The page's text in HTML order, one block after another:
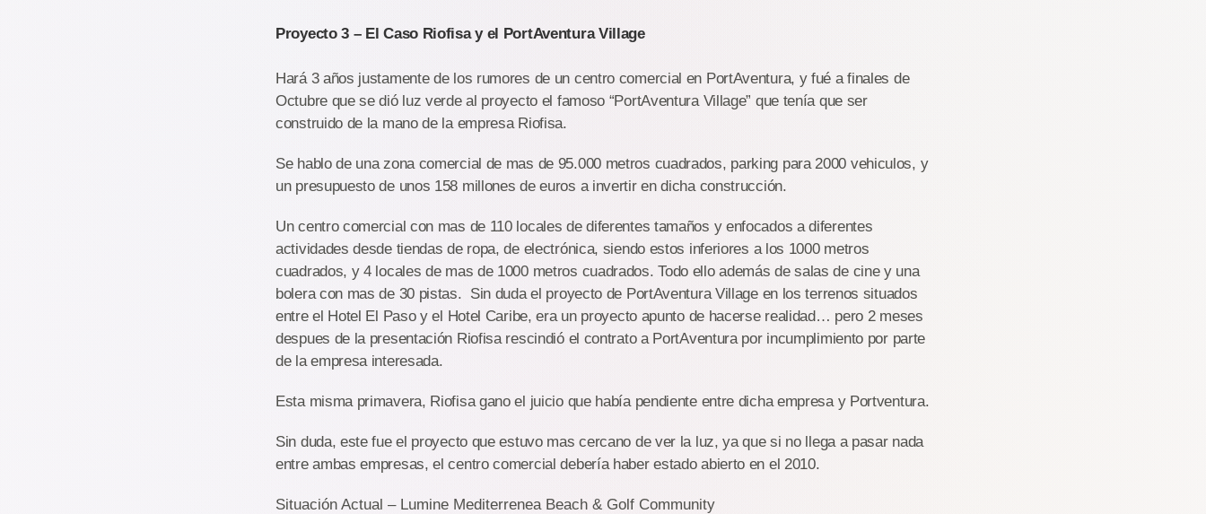
Proyecto 3 – El Caso Riofisa y el PortAventura Village
Hará 3 años justamente de los rumores de un centro comercial en PortAventura, y fué a finales de
Octubre que se dió luz verde al proyecto el famoso “PortAventura Village” que tenía que ser
construido de la mano de la empresa Riofisa.
Se hablo de una zona comercial de mas de 95.000 metros cuadrados, parking para 2000 vehiculos, y
un presupuesto de unos 158 millones de euros a invertir en dicha construcción.
Un centro comercial con mas de 110 locales de diferentes tamaños y enfocados a diferentes
actividades desde tiendas de ropa, de electrónica, siendo estos inferiores a los 1000 metros
cuadrados, y 4 locales de mas de 1000 metros cuadrados. Todo ello además de salas de cine y una
bolera con mas de 30 pistas. Sin duda el proyecto de PortAventura Village en los terrenos situados
entre el Hotel El Paso y el Hotel Caribe, era un proyecto apunto de hacerse realidad… pero 2 meses
despues de la presentación Riofisa rescindió el contrato a PortAventura por incumplimiento por parte
de la empresa interesada.
Esta misma primavera, Riofisa gano el juicio que había pendiente entre dicha empresa y Portventura.
Sin duda, este fue el proyecto que estuvo mas cercano de ver la luz, ya que si no llega a pasar nada
entre ambas empresas, el centro comercial debería haber estado abierto en el 2010.
Situación Actual – Lumine Mediterrenea Beach & Golf Community